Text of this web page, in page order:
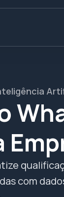
com